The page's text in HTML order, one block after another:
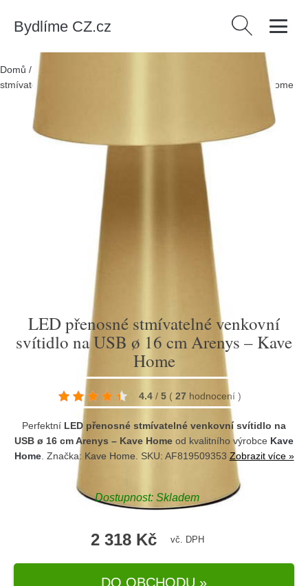
Bydlíme CZ.cz Vyhledávání
Domů / Produkty
stmívatelné venkovní svítidlo na USB ø 16 cm Arenys – Kave Home
LED přenosné stmívatelné venkovní
svítidlo na USB ø 16 cm Arenys – Kave
Home
4.4 / 5 ( 27 hodnocení )
Perfektní LED přenosné stmívatelné venkovní svítidlo na
USB ø 16 cm Arenys – Kave Home od kvalitního výrobce Kave
Home. Značka: Kave Home . SKU: AF819509353 Zobrazit více »
Dostupnost: Skladem
2 318 Kč vč. DPH
DO OBCHODU »